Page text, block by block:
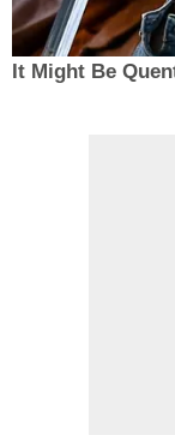
It Might Be